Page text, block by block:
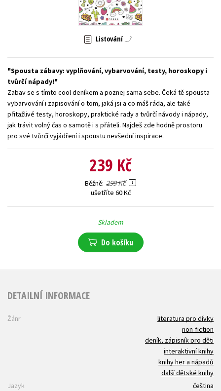
Zahraniční literatura
Všechny tituly
Listování
Spousta zábavy: vyplňování, vybarvování, testy, horoskopy i
tvůrčí nápady!
Zabav se s tímto cool deníkem a poznej sama sebe. Čeká tě spousta
vybarvování i zapisování o tom, jaká jsi a co máš ráda, ale také
přitažlivé testy, horoskopy, praktické rady a tvůrčí návody i nápady,
jak trávit volný čas o samotě i s přáteli. Najdeš zde hodně prostoru
pro své tvůrčí vyjádření i spoustu nevšední inspirace.
239 Kč
Běžně 299 Kč
ušetříte 60 Kč
Skladem
Do košíku
DETAILNÍ INFORMACE
Žánr
literatura pro dívky
non-fiction
deník, zápisník pro děti
interaktivní knihy
knihy her a nápadů
další dětské knihy
Jazyk
čeština